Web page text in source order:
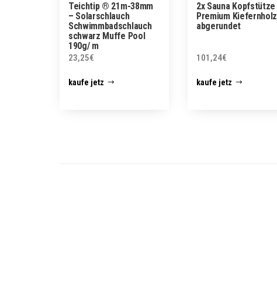
Teichtip ® 21m-38mm
– Solarschlauch
Schwimmbadschlauch
schwarz Muffe Pool
190g/ m
23,25€
kaufe jetz
2x Sauna Kopfstütze
Premium Kiefernholz
abgerundet
101,24€
kaufe jetz